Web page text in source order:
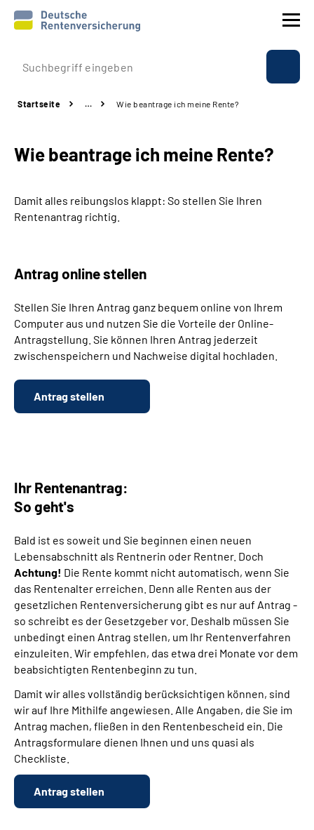
Prävention
Rente
Beratung & Kontakt
Über uns & Presse
Online-Services
Suche
Startseite … Wie beantrage ich meine Rente?
Wie beantrage ich meine Rente?
Damit alles reibungslos klappt: So stellen Sie Ihren
Rentenantrag richtig.
Antrag online stellen
Stellen Sie Ihren Antrag ganz bequem online von Ihrem
Computer aus und nutzen Sie die Vorteile der Online-
Antragstellung. Sie können Ihren Antrag jederzeit
zwischenspeichern und Nachweise digital hochladen.
Antrag stellen
Ihr Rentenantrag:
So geht's
Bald ist es soweit und Sie beginnen einen neuen
Lebensabschnitt als Rentnerin oder Rentner. Doch
Achtung! Die Rente kommt nicht automatisch, wenn Sie
das Rentenalter erreichen. Denn alle Renten aus der
gesetzlichen Rentenversicherung gibt es nur auf Antrag -
so schreibt es der Gesetzgeber vor. Deshalb müssen Sie
unbedingt einen Antrag stellen, um Ihr Rentenverfahren
einzuleiten. Wir empfehlen, das etwa drei Monate vor dem
beabsichtigten Rentenbeginn zu tun.
Damit wir alles vollständig berücksichtigen können, sind
wir auf Ihre Mithilfe angewiesen. Alle Angaben, die Sie im
Antrag machen, fließen in den Rentenbescheid ein. Die
Antragsformulare dienen Ihnen und uns quasi als
Checkliste.
Antrag stellen